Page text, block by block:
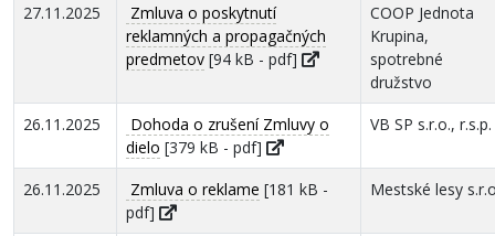
27.11.2025
Zmluva o poskytnutí
reklamných a propagačných
predmetov [94 kB - pdf]
COOP Jednota
Krupina,
spotrebné
družstvo
26.11.2025
Dohoda o zrušení Zmluvy o
dielo [379 kB - pdf]
VB SP s.r.o., r.s.p.
26.11.2025 Zmluva o reklame [181 kB -
pdf]
Mestské lesy